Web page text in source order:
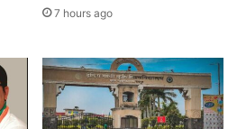
7 hours ago